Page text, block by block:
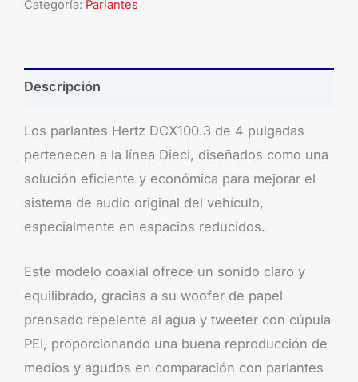
Categoría: Parlantes
Descripción
Los parlantes Hertz DCX100.3 de 4 pulgadas
pertenecen a la línea Dieci, diseñados como una
solución eficiente y económica para mejorar el
sistema de audio original del vehículo,
especialmente en espacios reducidos.
Este modelo coaxial ofrece un sonido claro y
equilibrado, gracias a su woofer de papel
prensado repelente al agua y tweeter con cúpula
PEI, proporcionando una buena reproducción de
medios y agudos en comparación con parlantes